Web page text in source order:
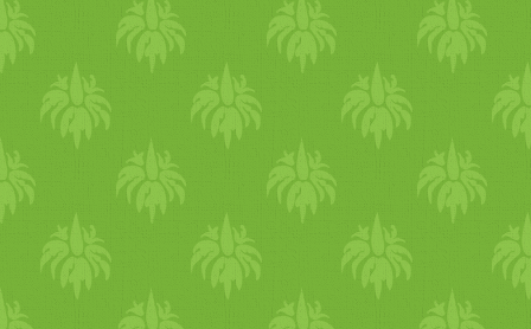
ízletesétel
t fogunk kapni.
mag
héj, érdemes a
azonban várjunk 10-15
forrásban lévő vízbe
mag héjnak megszívniamag